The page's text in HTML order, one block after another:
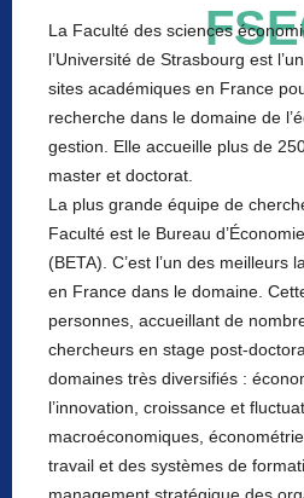
La Faculté des sciences
l’Université de Strasbourg est
sites académiques en France
recherche dans le domaine de
gestion. Elle accueille plus de
master et doctorat.
La plus grande équipe de
Faculté est le Bureau
(BETA). C’est l’un des meilleurs
en France dans le domaine.
personnes, accueillant de
chercheurs en stage post-
domaines très diversifiés :
l’innovation, croissance et
macroéconomiques,
travail et des systèmes de